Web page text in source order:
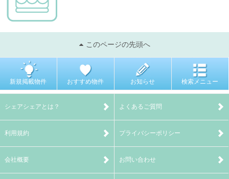
このページの先頭へ
新規掲載物件 おすすめ物件 お知らせ 検索メニュー
シェアシェアとは？ よくあるご質問
利用規約 プライバシーポリシー
会社概要 お問い合わせ